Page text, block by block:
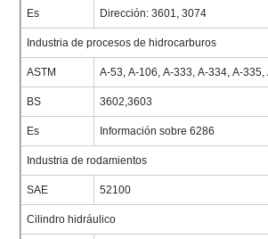
Es Dirección: 3601, 3074
Industria de procesos de hidrocarburos
ASTM A-53, A-106, A-333, A-334, A-335,
BS 3602,3603
Es Información sobre 6286
Industria de rodamientos
SAE 52100
Cilindro hidráulico